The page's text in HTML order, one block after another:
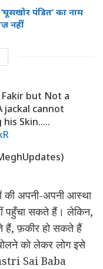
पंडित’ का नाम
नहीं
Fakir but Not a
jackal cannot
his Skin…..
की अपनी-अपनी आस्था
पहुँचा सकते हैं। लेकिन,
हैं, फ़कीर हो सकते हैं
को लेकर लोग इसे
Sai Baba